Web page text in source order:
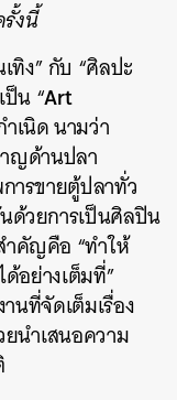
งนี้
ทิง” กับ “ศิลปะ
น “Art
เนิด นามว่า
ญด้านปลา
ารขายตู้ปลาทั่ว
วยการเป็นศิลปิน
ำคัญคือ “ทำให้
อย่างเต็มที่”
นที่จัดเต็มเรื่อง
นำเสนอความ